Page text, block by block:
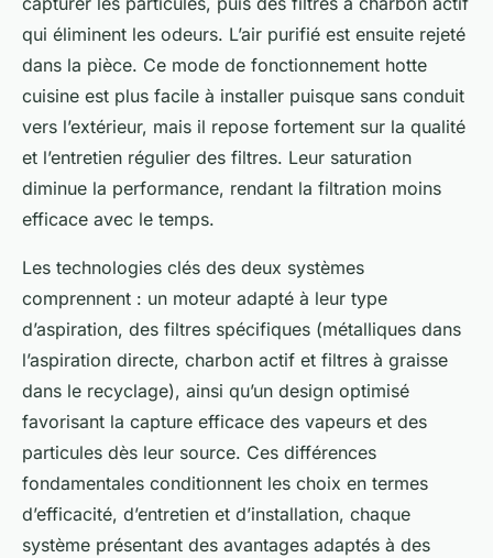
qui éliminent les odeurs. L’air purifié est ensuite rejeté
dans la pièce. Ce mode de fonctionnement hotte
cuisine est plus facile à installer puisque sans conduit
vers l’extérieur, mais il repose fortement sur la qualité
et l’entretien régulier des filtres. Leur saturation
diminue la performance, rendant la filtration moins
efficace avec le temps.
Les technologies clés des deux systèmes
comprennent : un moteur adapté à leur type
d’aspiration, des filtres spécifiques (métalliques dans
l’aspiration directe, charbon actif et filtres à graisse
dans le recyclage), ainsi qu’un design optimisé
favorisant la capture efficace des vapeurs et des
particules dès leur source. Ces différences
fondamentales conditionnent les choix en termes
d’efficacité, d’entretien et d’installation, chaque
système présentant des avantages adaptés à des